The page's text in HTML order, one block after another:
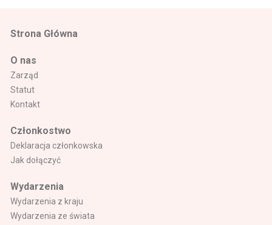
Strona Główna
O nas
Zarząd
Statut
Kontakt
Członkostwo
Deklaracja członkowska
Jak dołączyć
Wydarzenia
Wydarzenia z kraju
Wydarzenia ze świata